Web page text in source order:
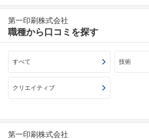
第一印刷株式会社
職種から口コミを探す
すべて 技術
クリエイティブ
第一印刷株式会社